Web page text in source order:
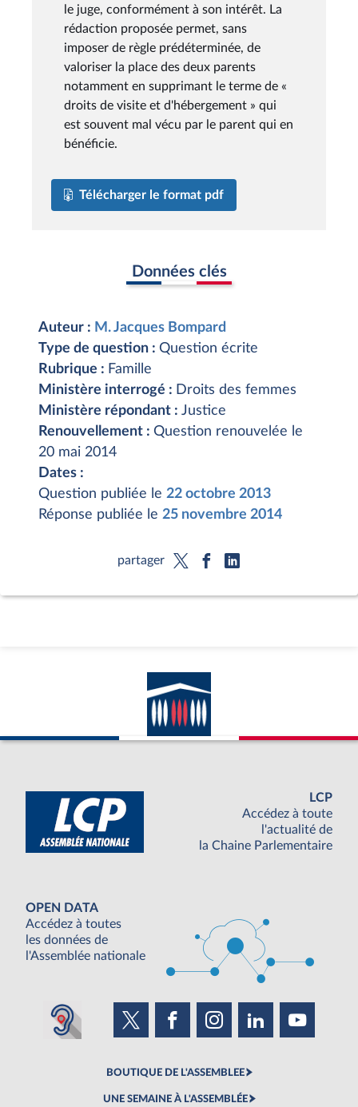
le juge, conformément à son intérêt. La
rédaction proposée permet, sans
imposer de règle prédéterminée, de
valoriser la place des deux parents
notamment en supprimant le terme de «
droits de visite et d'hébergement » qui
est souvent mal vécu par le parent qui en
bénéficie.
Télécharger le format pdf
Données clés
Auteur : M. Jacques Bompard
Type de question : Question écrite
Rubrique : Famille
Ministère interrogé : Droits des femmes
Ministère répondant : Justice
Renouvellement : Question renouvelée le
20 mai 2014
Dates :
Question publiée le 22 octobre 2013
Réponse publiée le 25 novembre 2014
partager
LCP
Accédez à toute
l'actualité de
la Chaine Parlementaire
OPEN DATA
Accédez à toutes
les données de
l'Assemblée nationale
BOUTIQUE DE L'ASSEMBLEE
UNE SEMAINE À L'ASSEMBLÉE